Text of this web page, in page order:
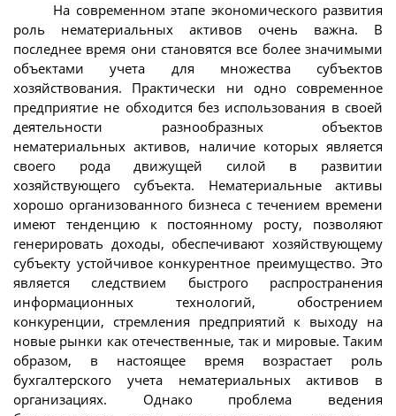
На современном этапе экономического развития
роль нематериальных активов очень важна. В
последнее время они становятся все более значимыми
объектами учета для множества субъектов
хозяйствования. Практически ни одно современное
предприятие не обходится без использования в своей
деятельности разнообразных объектов
нематериальных активов, наличие которых является
своего рода движущей силой в развитии
хозяйствующего субъекта. Нематериальные активы
хорошо организованного бизнеса с течением времени
имеют тенденцию к постоянному росту, позволяют
генерировать доходы, обеспечивают хозяйствующему
субъекту устойчивое конкурентное преимущество. Это
является следствием быстрого распространения
информационных технологий, обострением
конкуренции, стремления предприятий к выходу на
новые рынки как отечественные, так и мировые. Таким
образом, в настоящее время возрастает роль
бухгалтерского учета нематериальных активов в
организациях. Однако проблема ведения